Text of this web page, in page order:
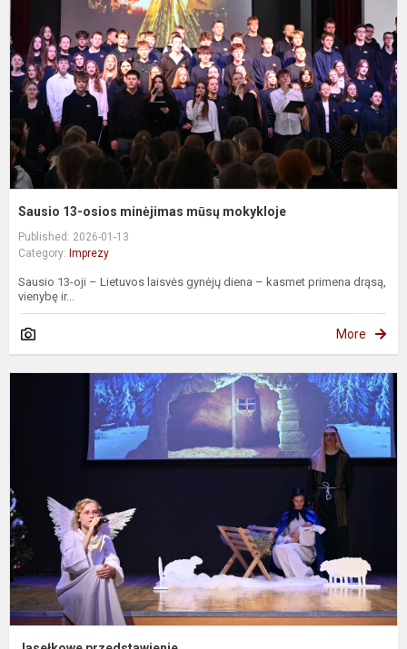
Sausio 13-osios minėjimas mūsų mokykloje
Published: 2026-01-13
Category: Imprezy
Sausio 13-oji – Lietuvos laisvės gynėjų diena – kasmet primena drąsą,
vienybę ir...
More